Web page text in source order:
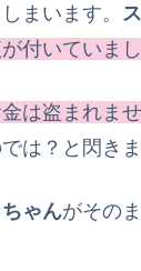
まいます。
付いていま
は盗まれま
は？と閃き
ゃんがその